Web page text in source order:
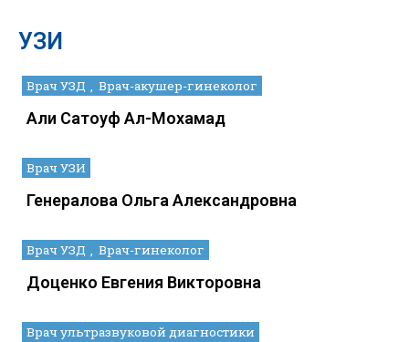
УЗИ
Врач УЗД Врач-акушер-гинеколог
Али Сатоуф Ал-Мохамад
Врач УЗИ
Генералова Ольга Александровна
Врач УЗД Врач-гинеколог
Доценко Евгения Викторовна
Врач ультразвуковой диагностики